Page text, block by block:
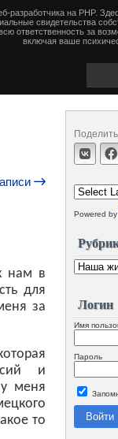
разработчика на PHP.
свидетельства
ответственность за
включая ваше
нам в
для
за
и
меня
то
Powered by
Логин
Имя
Пароль
Войти